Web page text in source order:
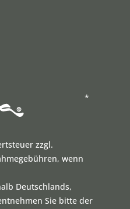
*
zzgl.
wenn
Deutschlands,
Sie bitte der